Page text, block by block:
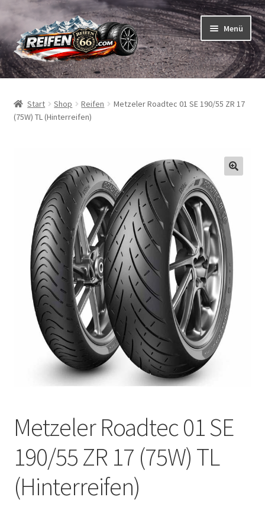
Zur
Navigation
springen
Zum
Inhalt
springen
Menü
Reifen
Schläuche
Marken
Reifentests
Kontakt
Start Shop Reifen
Metzeler Roadtec 01 SE 190/55 ZR 17
(75W) TL (Hinterreifen)
Metzeler Roadtec 01 SE
190/55 ZR 17 (75W) TL
(Hinterreifen)